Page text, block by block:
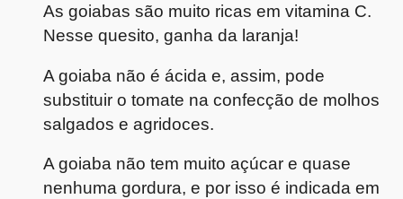
As goiabas são muito ricas em vitamina C.
Nesse quesito, ganha da laranja!
A goiaba não é ácida e, assim, pode
substituir o tomate na confecção de molhos
salgados e agridoces.
A goiaba não tem muito açúcar e quase
nenhuma gordura, e por isso é indicada em